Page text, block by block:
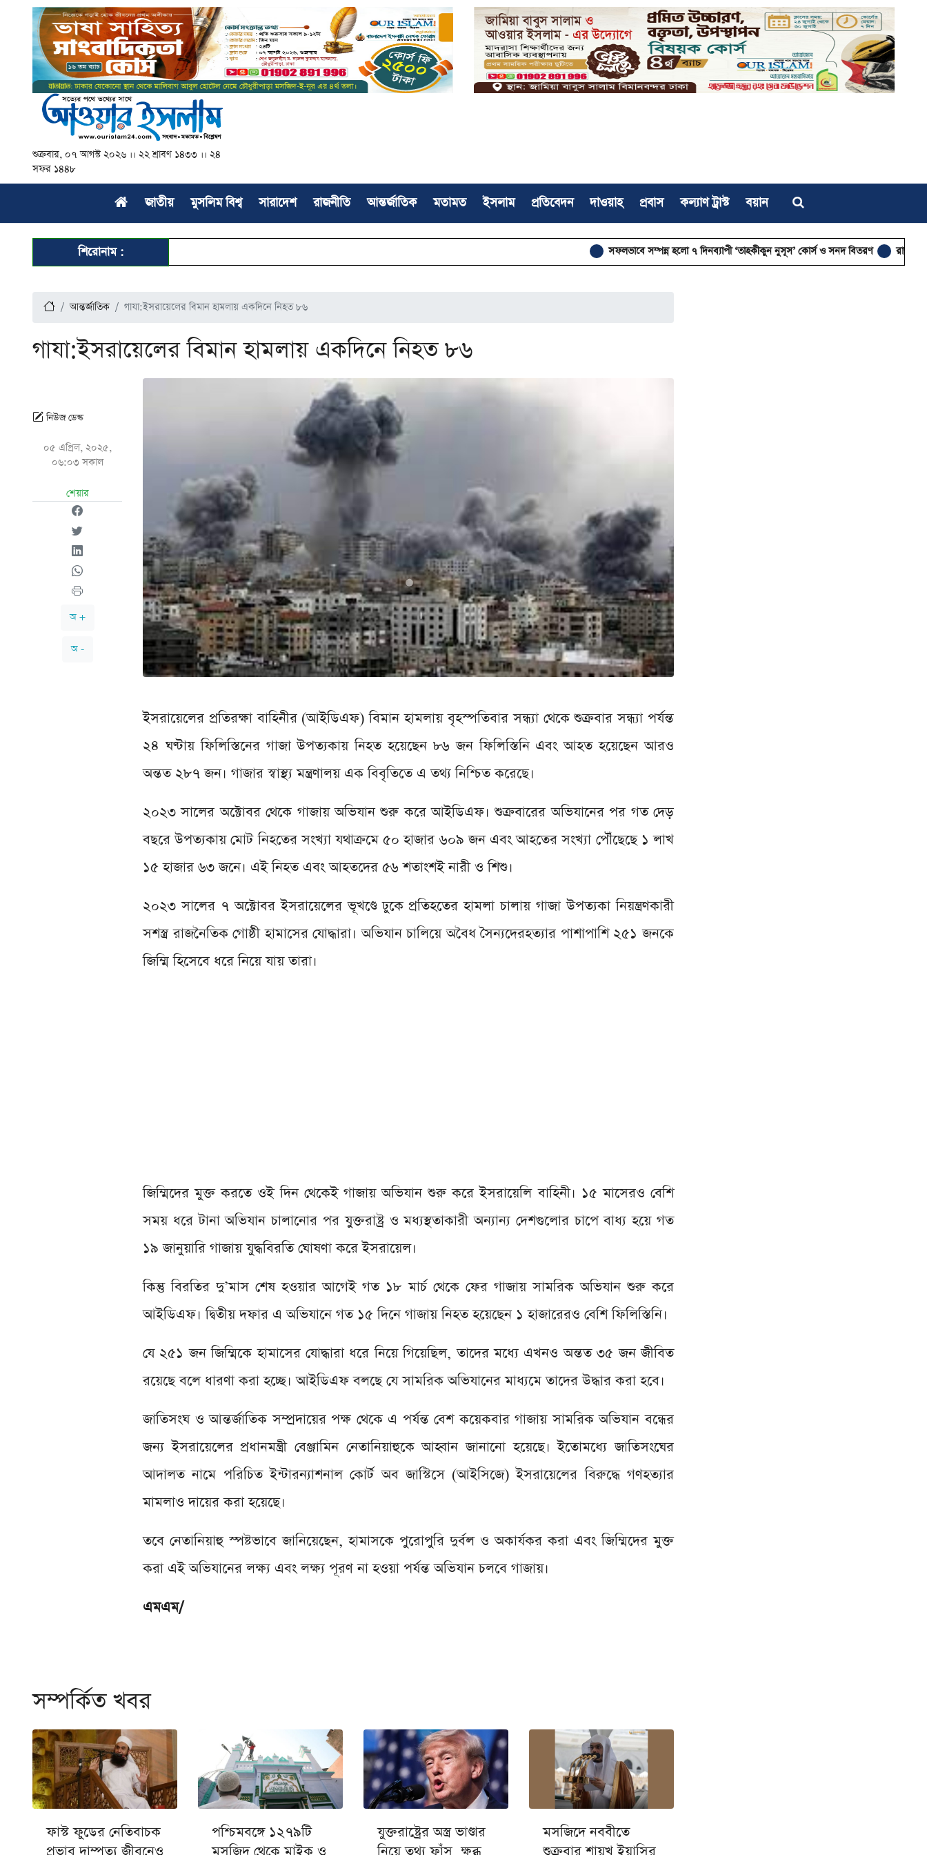
শুক্রবার, ০৭ আগস্ট ২০২৬ ।। ২২ শ্রাবণ ১৪৩৩ ।। ২৪
সফর ১৪৪৮
জাতীয় মুসলিম বিশ্ব সারাদেশ রাজনীতি আন্তর্জাতিক মতামত ইসলাম প্রতিবেদন দাওয়াহ প্রবাস কল্যাণ ট্রাস্ট বয়ান
শিরোনাম : সফলভাবে সম্পন্ন হলো ৭ দিনব্যাপী ‘তাহকীকুন নুসূস’ কোর্স ও সনদ বিতরণ রাজনীতির আত্মা
আন্তর্জাতিক গাযা:ইসরায়েলের বিমান হামলায় একদিনে নিহত ৮৬
গাযা:ইসরায়েলের বিমান হামলায় একদিনে নিহত ৮৬
নিউজ ডেস্ক
০৫ এপ্রিল, ২০২৫,
০৬:০৩ সকাল
শেয়ার
অ +
অ -
ইসরায়েলের প্রতিরক্ষা বাহিনীর (আইডিএফ) বিমান হামলায় বৃহস্পতিবার সন্ধ্যা থেকে শুক্রবার সন্ধ্যা পর্যন্ত
২৪ ঘণ্টায় ফিলিস্তিনের গাজা উপত্যকায় নিহত হয়েছেন ৮৬ জন ফিলিস্তিনি এবং আহত হয়েছেন আরও
অন্তত ২৮৭ জন। গাজার স্বাস্থ্য মন্ত্রণালয় এক বিবৃতিতে এ তথ্য নিশ্চিত করেছে।
২০২৩ সালের অক্টোবর থেকে গাজায় অভিযান শুরু করে আইডিএফ। শুক্রবারের অভিযানের পর গত দেড়
বছরে উপত্যকায় মোট নিহতের সংখ্যা যথাক্রমে ৫০ হাজার ৬০৯ জন এবং আহতের সংখ্যা পৌঁছেছে ১ লাখ
১৫ হাজার ৬৩ জনে। এই নিহত এবং আহতদের ৫৬ শতাংশই নারী ও শিশু।
২০২৩ সালের ৭ অক্টোবর ইসরায়েলের ভূখণ্ডে ঢুকে প্রতিহতের হামলা চালায় গাজা উপত্যকা নিয়ন্ত্রণকারী
সশস্ত্র রাজনৈতিক গোষ্ঠী হামাসের যোদ্ধারা। অভিযান চালিয়ে অবৈধ সৈন্যদেরহত্যার পাশাপাশি ২৫১ জনকে
জিম্মি হিসেবে ধরে নিয়ে যায় তারা।
জিম্মিদের মুক্ত করতে ওই দিন থেকেই গাজায় অভিযান শুরু করে ইসরায়েলি বাহিনী। ১৫ মাসেরও বেশি
সময় ধরে টানা অভিযান চালানোর পর যুক্তরাষ্ট্র ও মধ্যস্থতাকারী অন্যান্য দেশগুলোর চাপে বাধ্য হয়ে গত
১৯ জানুয়ারি গাজায় যুদ্ধবিরতি ঘোষণা করে ইসরায়েল।
কিন্তু বিরতির দু’মাস শেষ হওয়ার আগেই গত ১৮ মার্চ থেকে ফের গাজায় সামরিক অভিযান শুরু করে
আইডিএফ। দ্বিতীয় দফার এ অভিযানে গত ১৫ দিনে গাজায় নিহত হয়েছেন ১ হাজারেরও বেশি ফিলিস্তিনি।
যে ২৫১ জন জিম্মিকে হামাসের যোদ্ধারা ধরে নিয়ে গিয়েছিল, তাদের মধ্যে এখনও অন্তত ৩৫ জন জীবিত
রয়েছে বলে ধারণা করা হচ্ছে। আইডিএফ বলছে যে সামরিক অভিযানের মাধ্যমে তাদের উদ্ধার করা হবে।
জাতিসংঘ ও আন্তর্জাতিক সম্প্রদায়ের পক্ষ থেকে এ পর্যন্ত বেশ কয়েকবার গাজায় সামরিক অভিযান বন্ধের
জন্য ইসরায়েলের প্রধানমন্ত্রী বেঞ্জামিন নেতানিয়াহুকে আহ্বান জানানো হয়েছে। ইতোমধ্যে জাতিসংঘের
আদালত নামে পরিচিত ইন্টারন্যাশনাল কোর্ট অব জাস্টিসে (আইসিজে) ইসরায়েলের বিরুদ্ধে গণহত্যার
মামলাও দায়ের করা হয়েছে।
তবে নেতানিয়াহু স্পষ্টভাবে জানিয়েছেন, হামাসকে পুরোপুরি দুর্বল ও অকার্যকর করা এবং জিম্মিদের মুক্ত
করা এই অভিযানের লক্ষ্য এবং লক্ষ্য পূরণ না হওয়া পর্যন্ত অভিযান চলবে গাজায়।
এমএম/
সম্পর্কিত খবর
ফাস্ট ফুডের নেতিবাচক
পশ্চিমবঙ্গে ১২৭৯টি
যুক্তরাষ্ট্রের অস্ত্র ভাণ্ডার
মসজিদে নববীতে